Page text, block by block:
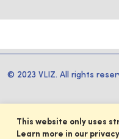
© 2023 VLIZ. All rights
This website only uses
Learn more in our